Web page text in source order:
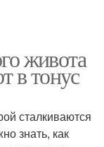
живота
в тонус
сталкиваются
знать, как